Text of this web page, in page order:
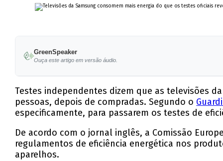
GreenSpeaker
Ouça este artigo em versão áudio.
Testes independentes dizem que as televisões
pessoas, depois de compradas. Segundo o
especificamente, para passarem os testes de
De acordo com o jornal inglês, a Comissão
regulamentos de eficiência energética nos
aparelhos.